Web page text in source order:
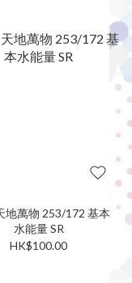
地萬物 253/172 基本
水能量 SR
HK$100.00